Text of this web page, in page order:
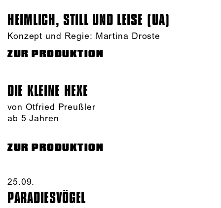
HEIMLICH, STILL UND LEISE (UA)
Konzept und Regie: Martina Droste
ZUR PRODUKTION
DIE KLEINE HEXE
von Otfried Preußler
ab 5 Jahren
ZUR PRODUKTION
25.09.​
PARADIES­VÖGEL